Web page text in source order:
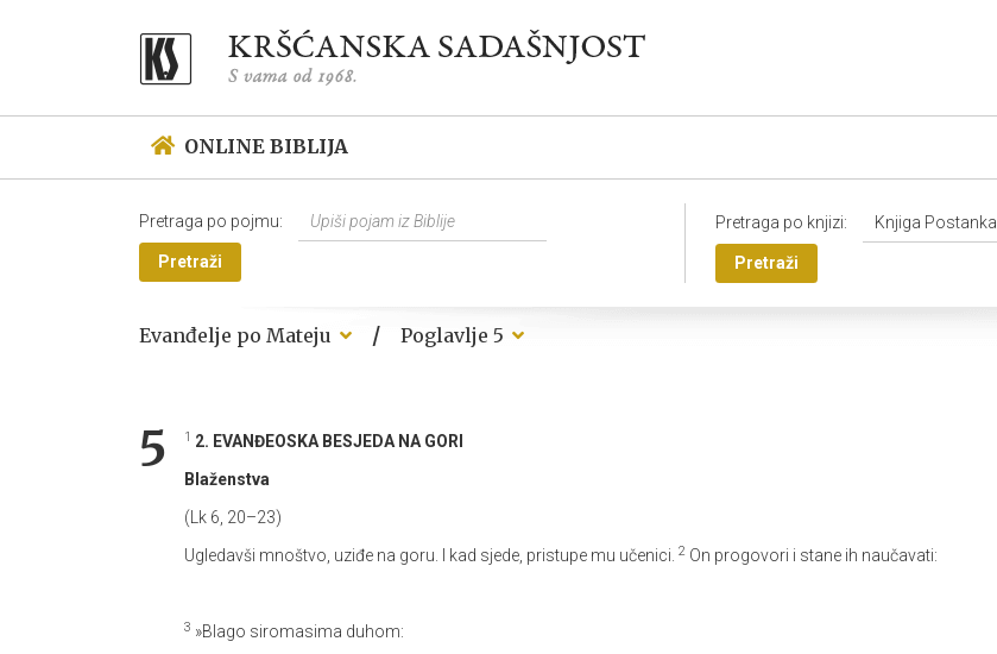
ONLINE BIBLIJA
Pretraga po pojmu:
Pretraži
Pretraga po knjizi: Knjiga Postanka
Pretraži
Evanđelje po Mateju / Poglavlje 5
5 1 2. EVANĐEOSKA BESJEDA NA GORI
Blaženstva
(Lk 6, 20–23)
Ugledavši mnoštvo, uziđe na goru. I kad sjede, pristupe mu učenici. 2 On progovori i stane ih naučavati:
3 »Blago siromasima duhom: